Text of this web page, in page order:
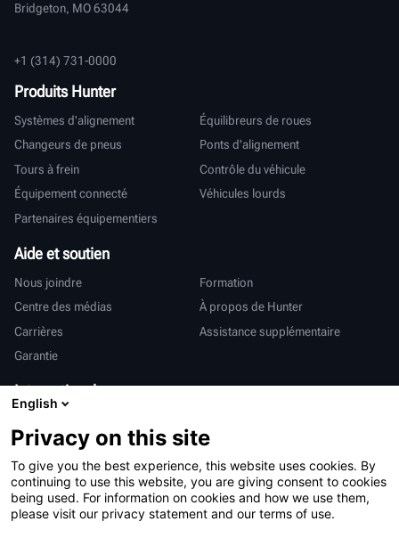
Bridgeton, MO 63044
+1 (314) 731-0000
Produits Hunter
Systèmes d'alignement
Équilibreurs de roues
Changeurs de pneus
Ponts d'alignement
Tours à frein
Contrôle du véhicule
Équipement connecté
Véhicules lourds
Partenaires équipementiers
Aide et soutien
Nous joindre
Formation
Centre des médias
À propos de Hunter
Carrières
Assistance supplémentaire
Garantie
International
亨特中国
English
Privacy on this site
To give you the best experience, this website uses cookies. By
continuing to use this website, you are giving consent to cookies
being used. For information on cookies and how we use them,
please visit our privacy statement and our terms of use.